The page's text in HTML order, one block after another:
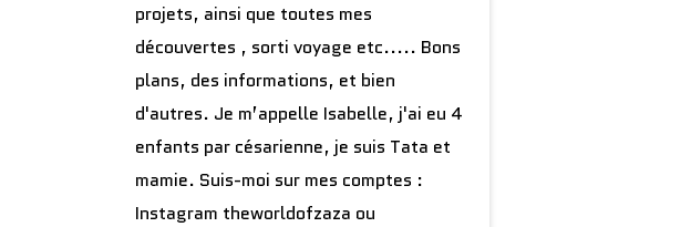
projets, ainsi que toutes mes
découvertes , sorti voyage etc..... Bons
plans, des informations, et bien
d'autres. Je m’appelle Isabelle, j'ai eu 4
enfants par césarienne, je suis Tata et
mamie. Suis-moi sur mes comptes :
Instagram theworldofzaza ou